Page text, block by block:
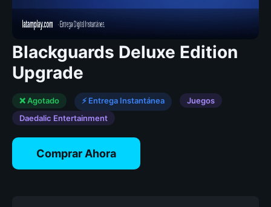
Blackguards Deluxe Edition
Upgrade
❌ Agotado ⚡ Entrega Instantánea
Juegos
Daedalic Entertainment
Comprar Ahora